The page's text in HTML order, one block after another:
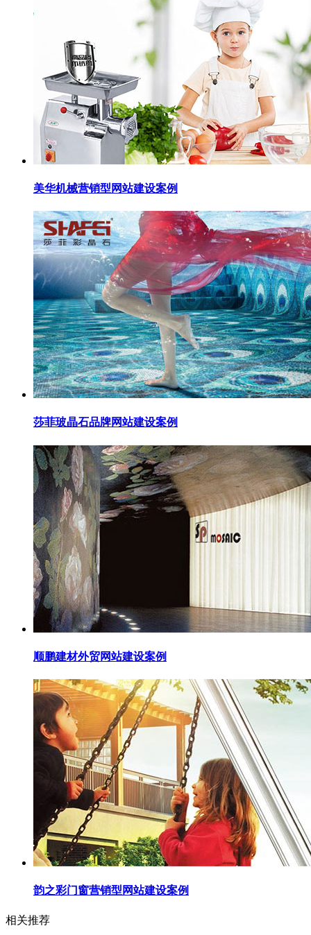
美华机械营销型网站建设案例
莎菲玻晶石品牌网站建设案例
顺鹏建材外贸网站建设案例
韵之彩门窗营销型网站建设案例
相关推荐